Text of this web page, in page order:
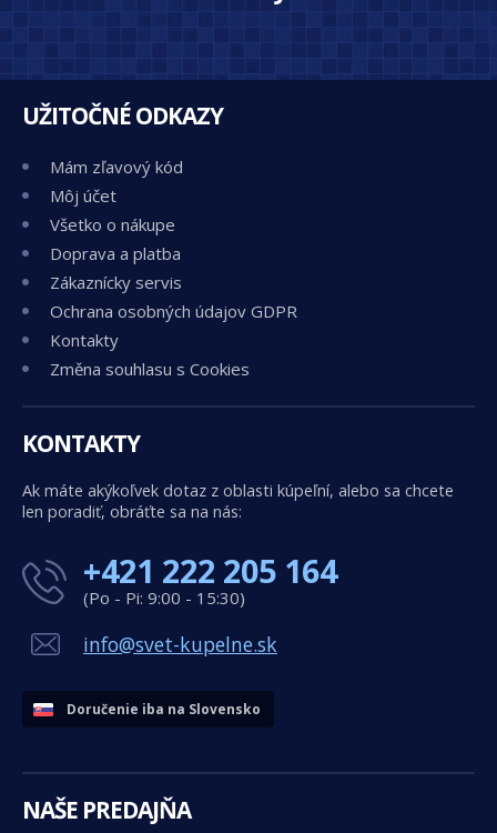
UŽITOČNÉ ODKAZY
Mám zľavový kód
Môj účet
Všetko o nákupe
Doprava a platba
Zákaznícky servis
Ochrana osobných údajov GDPR
Kontakty
Změna souhlasu s Cookies
KONTAKTY
Ak máte akýkoľvek dotaz z oblasti kúpeľní, alebo sa chcete
len poradiť, obráťte sa na nás:
+421 222 205 164
(Po - Pi: 9:00 - 15:30)
info@svet-kupelne.sk
Doručenie iba na Slovensko
NAŠE PREDAJŇA